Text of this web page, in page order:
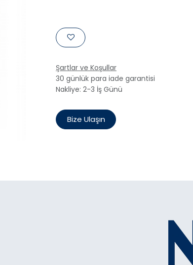
Şartlar ve Koşullar
30 günlük para iade garantisi
Nakliye: 2-3 İş Günü
Bize Ulaşın